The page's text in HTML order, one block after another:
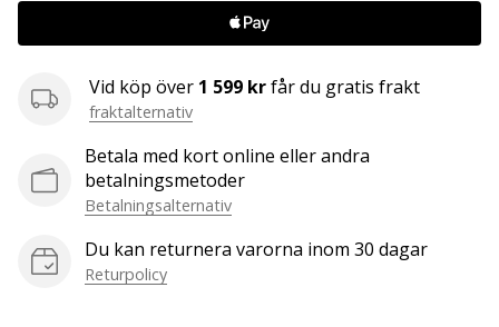
our
brand
a
handball
like
we
Vid köp över 1 599 krfår du gratis frakt
fraktalternativ
Betala med kort online eller andra
betalningsmetoder
Betalningsalternativ
Du kan returnera varorna inom 30 dagar
Returpolicy